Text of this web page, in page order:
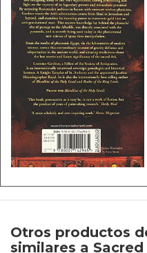
Otros productos
similares a